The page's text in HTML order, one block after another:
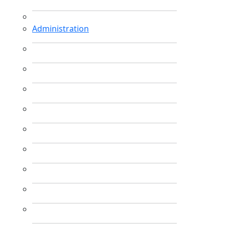
Administration